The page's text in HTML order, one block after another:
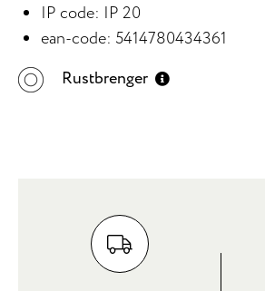
IP code: IP 20
ean-code: 5414780434361
Rustbrenger